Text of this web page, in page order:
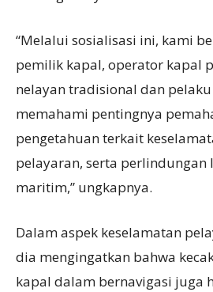
“Melalui sosialisasi ini, kami
pemilik kapal, operator kapal
nelayan tradisional dan
memahami pentingnya
pengetahuan terkait
pelayaran, serta perlindungan
maritim,” ungkapnya.
Dalam aspek keselamatan
dia mengingatkan bahwa
kapal dalam bernavigasi juga